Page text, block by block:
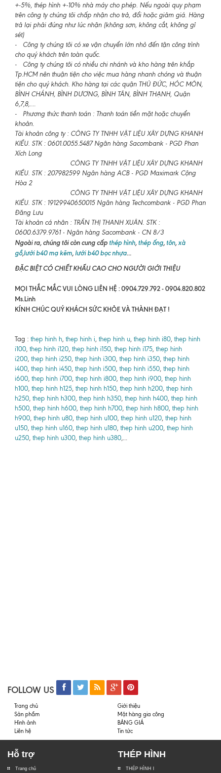
+-5%, thép hình +-10% nhà máy cho phép. Nếu ngoài quy phạm
trên công ty chúng tôi chấp nhận cho trả, đổi hoặc giảm giá. Hàng
trả lại phải đúng như lúc nhận (không sơn, không cắt, không gỉ
sét)
- Công ty chúng tôi có xe vận chuyển lớn nhỏ đến tận công trình
cho quý khách trên toàn quốc.
- Công ty chúng tôi có nhiều chi nhánh và kho hàng trên khắp
Tp.HCM nên thuận tiện cho việc mua hàng nhanh chóng và thuận
tiện cho quý khách. Kho hàng tại các quận THỦ ĐỨC, HÓC MÔN,
BÌNH CHÁNH, BÌNH DƯƠNG, BÌNH TÂN, BÌNH THẠNH, Quận
6,7,8,....
- Phương thức thanh toán : Thanh toán tiền mặt hoặc chuyển
khoản.
Tài khoản công ty : CÔNG TY TNHH VẬT LIỆU XÂY DỰNG KHANH
KIỀU. STK : 0601.0055.5487 Ngân hàng Sacombank - PGD Phan
Xích Long
CÔNG TY TNHH VẬT LIỆU XÂY DỰNG KHANH
KIỀU. STK : 207982599 Ngân hàng ACB - PGD Maximark Cộng
Hòa 2
CÔNG TY TNHH VẬT LIỆU XÂY DỰNG KHANH
KIỀU. STK : 19129940650015 Ngân hàng Techcombank - PGD Phan
Đăng Lưu
Tài khoản cá nhân : TRẦN THỊ THANH XUÂN. STK :
0600.6379.9761 - Ngân hàng Sacombank - CN 8/3
Ngoài ra, chúng tôi còn cung cấp thép hình, thép ống, tôn, xà
gồ,lưới b40 mạ kẽm, lưới b40 bọc nhựa...
ĐẶC BIỆT CÓ CHIẾT KHẤU CAO CHO NGƯỜI GIỚI THIỆU
MỌI THẮC MẮC VUI LÒNG LIÊN HỆ : 0904.729.792 - 0904.820.802
Ms.Linh
KÍNH CHÚC QUÝ KHÁCH SỨC KHỎE VÀ THÀNH ĐẠT !
Tag : thep hinh h, thep hinh i, thep hinh u, thep hinh i80, thep hinh
i100, thep hinh i120, thep hinh i150, thep hinh i175, thep hinh
i200, thep hinh i250, thep hinh i300, thep hinh i350, thep hinh
i400, thep hinh i450, thep hinh i500, thep hinh i550, thep hinh
i600, thep hinh i700, thep hinh i800, thep hinh i900, thep hinh
h100, thep hinh h125, thep hinh h150, thep hinh h200, thep hinh
h250, thep hinh h300, thep hinh h350, thep hinh h400, thep hinh
h500, thep hinh h600, thep hinh h700, thep hinh h800, thep hinh
h900, thep hinh u80, thep hinh u100, thep hinh u120, thep hinh
u150, thep hinh u160, thep hinh u180, thep hinh u200, thep hinh
u250, thep hinh u300, thep hinh u380,...
FOLLOW US
Trang chủ
Giới thiệu
Sản phẩm
Mặt hàng gia công
Hình ảnh
BẢNG GIÁ
Liên hệ
Tin tức
Hỗ trợ
Trang chủ
THÉP HÌNH
THÉP HÌNH I